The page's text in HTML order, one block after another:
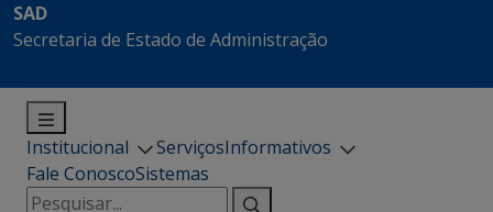
SAD
Secretaria de Estado de Administração
Institucional ServiçosInformativos
Fale ConoscoSistemas
Pesquisar